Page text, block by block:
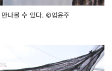
나볼 수 있다. ©엄윤주